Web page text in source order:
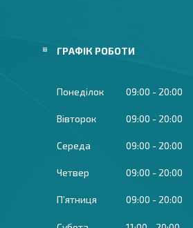
ГРАФІК РОБОТИ
Понеділок 09:00 20:00
Вівторок 09:00 20:00
Середа 09:00 20:00
Четвер 09:00 20:00
Пʼятниця 09:00 20:00